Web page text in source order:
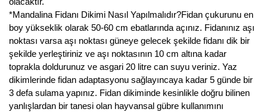
*Mandalina Fidanı Dikimi Nasıl Yapılmalıdır?Fidan çukurunu en
boy yükseklik olarak 50-60 cm ebatlarında açınız. Fidanınız aşı
noktası varsa aşı noktası güneye gelecek şekilde fidanı dik bir
şekilde yerleştiriniz ve aşı noktasının 10 cm altına kadar
toprakla doldurunuz ve asgari 20 litre can suyu veriniz. Yaz
dikimlerinde fidan adaptasyonu sağlayıncaya kadar 5 günde bir
3 defa sulama yapınız. Fidan dikiminde kesinlikle doğru bilinen
yanlışlardan bir tanesi olan hayvansal gübre kullanımını